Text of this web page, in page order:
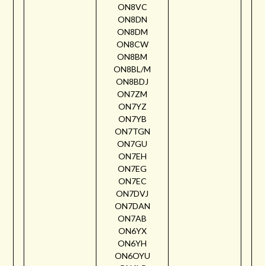
ON8VC
ON8DN
ON8DM
ON8CW
ON8BM
ON8BL/M
ON8BDJ
ON7ZM
ON7YZ
ON7YB
ON7TGN
ON7GU
ON7EH
ON7EG
ON7EC
ON7DVJ
ON7DAN
ON7AB
ON6YX
ON6YH
ON6OYU